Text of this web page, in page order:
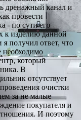
дренажный канал и
провести
- по сути его
к изделию данной
получил ответ, что
необходимо
который
В
отсутствует
очистки
за не малые
покупателя и
И поэтому